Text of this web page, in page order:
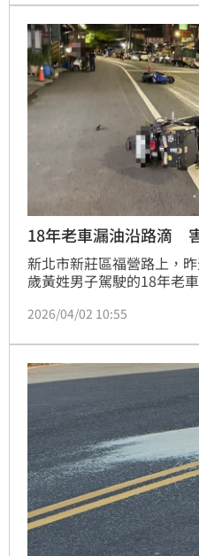
嚴重，搶救無效不治身亡
警方後續調查釐清。
18年老車漏油沿路滴
新北市新莊區福營路上，
歲黃姓男子駕駛的18年老
經陸續摔車，所幸2人僅輕
局到場清除路面污漬。
2026/04/02 10:55